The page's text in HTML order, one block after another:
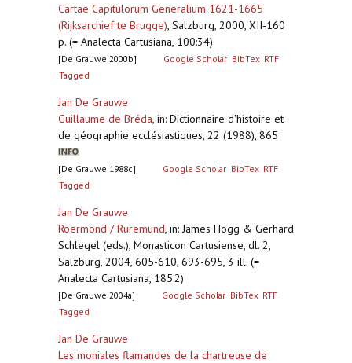
Cartae Capitulorum Generalium 1621-1665
(Rijksarchief te Brugge), Salzburg, 2000, XII-160
p. (= Analecta Cartusiana, 100:34)
[De Grauwe 2000b] Google Scholar BibTex RTF
Tagged
Jan De Grauwe
Guillaume de Bréda, in: Dictionnaire d'histoire et
de géographie ecclésiastiques, 22 (1988), 865
[De Grauwe 1988c] Google Scholar BibTex RTF
Tagged
Jan De Grauwe
Roermond / Ruremund, in: James Hogg & Gerhard
Schlegel (eds.), Monasticon Cartusiense, dl. 2,
Salzburg, 2004, 605-610, 693-695, 3 ill. (=
Analecta Cartusiana, 185:2)
[De Grauwe 2004a] Google Scholar BibTex RTF
Tagged
Jan De Grauwe
Les moniales flamandes de la chartreuse de